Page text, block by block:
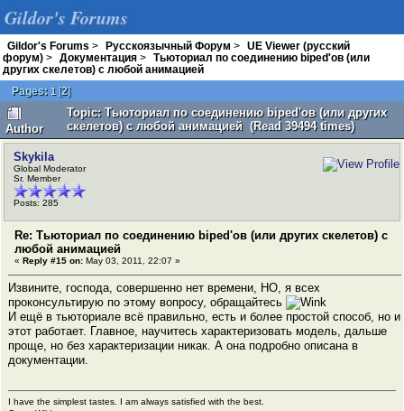
Gildor's Forums
Gildor's Forums > Русскоязычный Форум >
UE Viewer (русский
форум) > Документация >
Тьюториал по соединению biped'ов (или
других скелетов) с любой анимацией
Pages: 1 [2]
Author
Topic: Тьюториал по соединению biped'ов (или других
скелетов) с любой анимацией (Read 39494 times)
Skykila
Global Moderator
Sr. Member
Posts: 285
Re: Тьюториал по соединению biped'ов (или других скелетов) с
любой анимацией
« Reply #15 on: May 03, 2011, 22:07 »
Извините, господа, совершенно нет времени, НО, я всех
проконсультирую по этому вопросу, обращайтесь
И ещё в тьюториале всё правильно, есть и более простой способ, но и
этот работает. Главное, научитесь характеризовать модель, дальше
проще, но без характеризации никак. А она подробно описана в
документации.
I have the simplest tastes. I am always satisfied with the best.